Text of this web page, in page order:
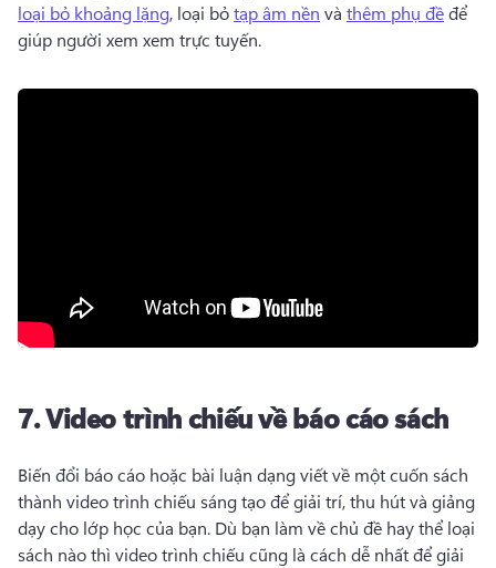
loại bỏ khoảng lặng, loại bỏ tạp âm nền và thêm phụ đề để
giúp người xem xem trực tuyến.
7.Video trình chiếu về báo cáo sách
Biến đổi báo cáo hoặc bài luận dạng viết về một cuốn sách
thành video trình chiếu sáng tạo để giải trí, thu hút và giảng
dạy cho lớp học của bạn. Dù bạn làm về chủ đề hay thể loại
sách nào thì video trình chiếu cũng là cách dễ nhất để giải